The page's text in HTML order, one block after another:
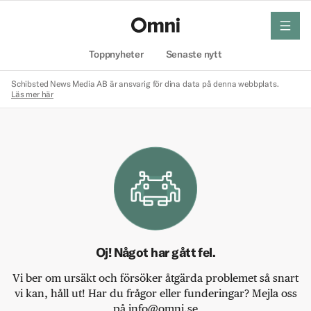
Toppnyheter Senaste nytt
meny
Schibsted News Media AB är ansvarig för dina data på denna webbplats.
Läs mer här
Oj! Något har gått fel.
Vi ber om ursäkt och försöker åtgärda problemet så snart
vi kan, håll ut! Har du frågor eller funderingar? Mejla oss